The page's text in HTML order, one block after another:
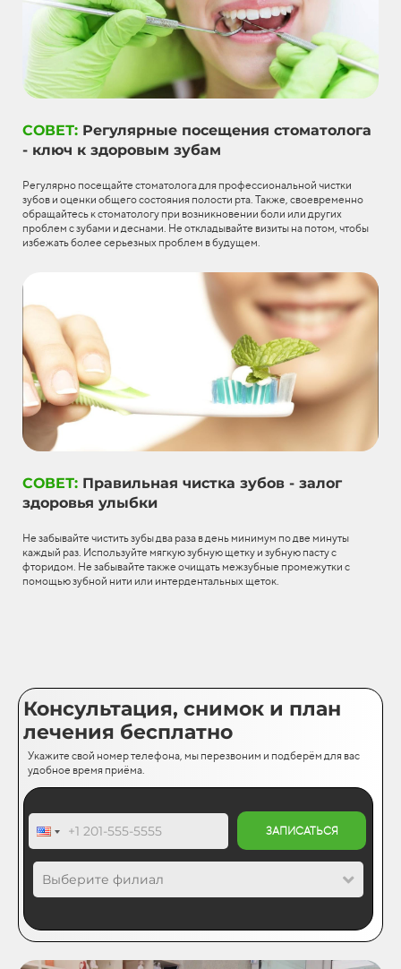
СОВЕТ: Регулярные посещения стоматолога
- ключ к здоровым зубам
Регулярно посещайте стоматолога для профессиональной чистки
зубов и оценки общего состояния полости рта. Также, своевременно
обращайтесь к стоматологу при возникновении боли или других
проблем с зубами и деснами. Не откладывайте визиты на потом, чтобы
избежать более серьезных проблем в будущем.
СОВЕТ: Правильная чистка зубов - залог
здоровья улыбки
Не забывайте чистить зубы два раза в день минимум по две минуты
каждый раз. Используйте мягкую зубную щетку и зубную пасту с
фторидом. Не забывайте также очищать межзубные промежутки с
помощью зубной нити или интердентальных щеток.
Консультация, снимок и план
лечения бесплатно
Укажите свой номер телефона, мы перезвоним и подберём для вас
удобное время приёма.
ЗАПИСАТЬСЯ
Выберите филиал